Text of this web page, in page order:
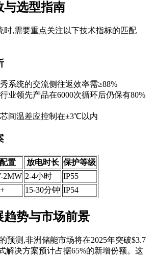
与选型指南
时,需要重点关注以下技术指标的匹配
系统的交流侧往返效率需≥88%
行业领先产品在6000次循环后仍保有80%
间温差应控制在±3℃以内
置 放电时长 保护等级
2MW 2-4小时
IP55
15-30分钟 IP54
趋势与市场前景
预测,非洲储能市场将在2025年突破$3.7
解决方案预计占据65%的新增份额。这